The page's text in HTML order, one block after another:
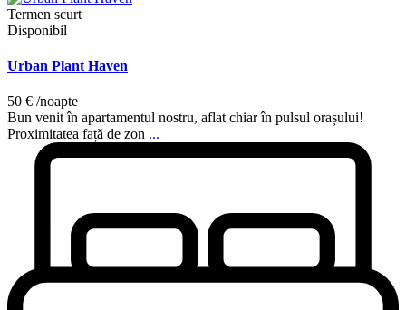
Termen scurt
Disponibil
Urban Plant Haven
50 € /noapte
Bun venit în apartamentul nostru, aflat chiar în pulsul orașului!
Proximitatea față de zon ...